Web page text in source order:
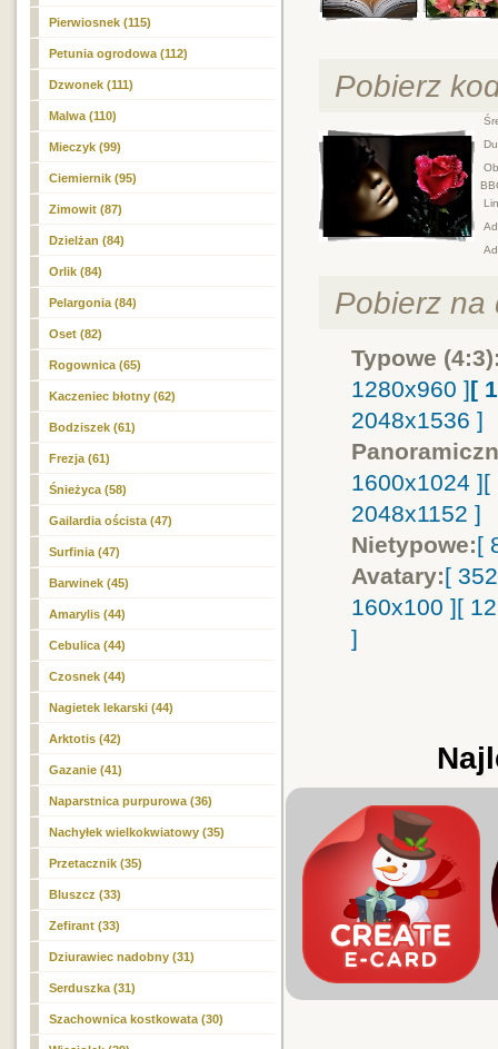
Pierwiosnek (115)
Petunia ogrodowa (112)
Dzwonek (111)
Malwa (110)
Mieczyk (99)
Ciemiernik (95)
Zimowit (87)
Dzielżan (84)
Orlik (84)
Pelargonia (84)
Oset (82)
Rogownica (65)
Kaczeniec błotny (62)
Bodziszek (61)
Frezja (61)
Śnieżyca (58)
Gailardia oścista (47)
Surfinia (47)
Barwinek (45)
Amarylis (44)
Cebulica (44)
Czosnek (44)
Nagietek lekarski (44)
Arktotis (42)
Gazanie (41)
Naparstnica purpurowa (36)
Nachyłek wielkokwiatowy (35)
Przetacznik (35)
Bluszcz (33)
Zefirant (33)
Dziurawiec nadobny (31)
Serduszka (31)
Szachownica kostkowata (30)
Pobierz
Pobierz na
Typowe
1280x960 ][
2048x1536 ]
1600x1024 ][
2048x1152 ]
Nietypowe:[
Avatary:[
160x100 ][
]